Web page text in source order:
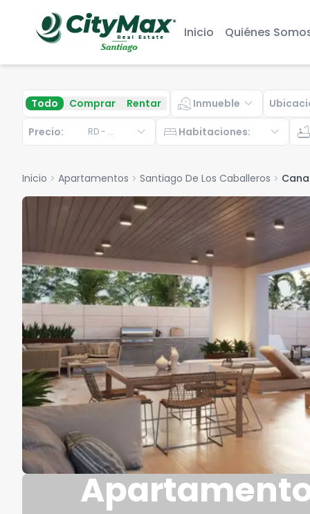
Inicio Quiénes
Todo Comprar Rentar real_estate_agent Inmueble expand_more
Precio: RD- ... expand_more bed Habitaciones: expand_more
Inicio chevron_right Apartamentos chevron_right Santiago De Los Caballeros chevron_right